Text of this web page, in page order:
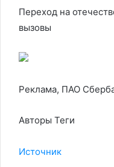
Переход на
вызовы
Реклама, ПАО
Авторы Теги
Источник